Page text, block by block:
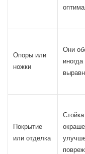
Опоры или
ножки
Они
Покрытие
или отделка